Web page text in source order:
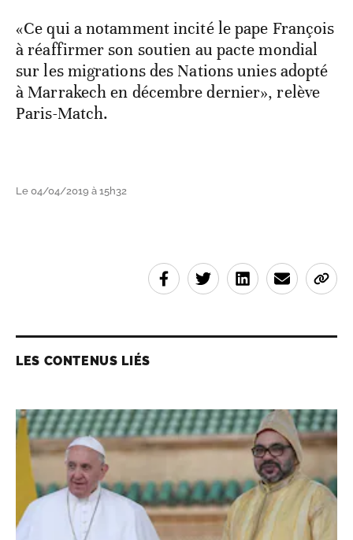
«Ce qui a notamment incité le pape François
à réaffirmer son soutien au pacte mondial
sur les migrations des Nations unies adopté
à Marrakech en décembre dernier», relève
Paris-Match.
Le 04/04/2019 à 15h32
LES CONTENUS LIÉS